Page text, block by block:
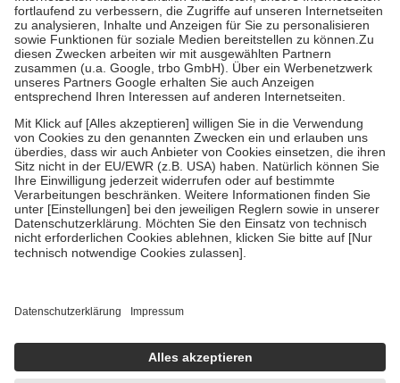
Prozent des Abgabepreises,mindestens jedochfünf Euround
höchstens zehn Euro.Es sind jedoch nie mehr als die tatsächlichen
Kosten der Leistung zu entrichten.
Diese Regeln gelten grundsätzlich auch für Online-Apotheken.
Bei Heilmitteln und häuslicher Krankenpflege beträgt die
Zuzahlung zehn Prozent der Kosten sowie zehn Euro je
Verordnung.
Um das Engagement der Versicherten für ihre eigene Gesundheit zu
stärken und die besondere Stellung der Familie zu unterstützen,
fallenkeine Zuzahlungenan bei:
• Kindern und Jugendlichen bis zum vollendeten 18. Lebensjahr
mit Ausnahme der Fahrkosten
• Untersuchungen zur Vorsorge und Früherkennung, die von der
GKV getragen werden
Einholung von Bewertungen. Trusted Shops hat Maßnahmen
getroffen, um sicherzustellen, dass es sich um echte Bewertungen
handelt. Mehr Informationen findest du hier: